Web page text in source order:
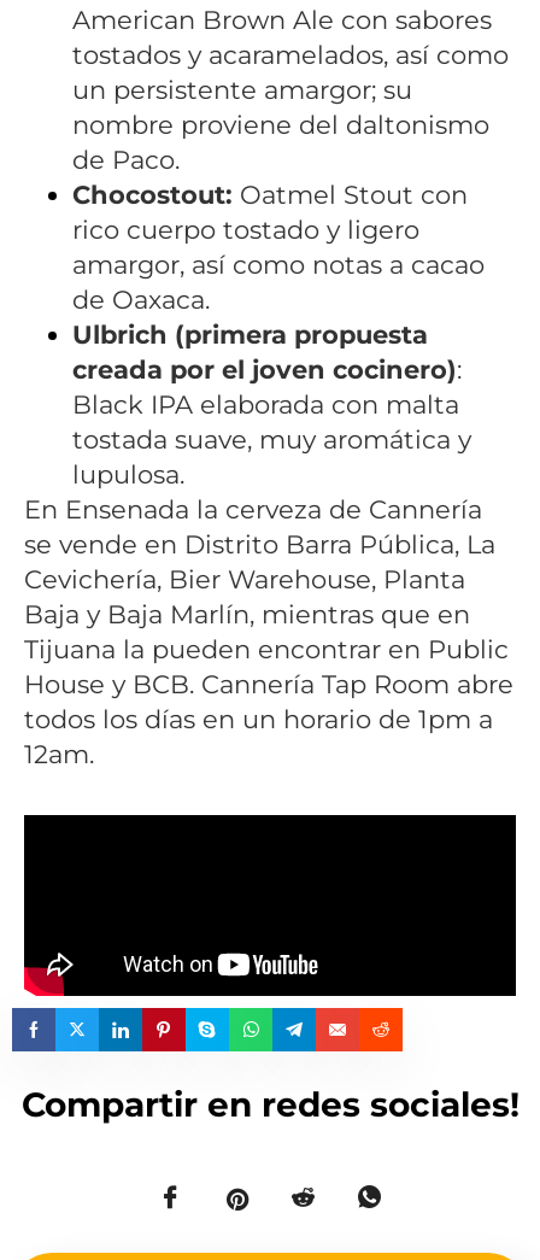
American Brown Ale con sabores
tostados y acaramelados, así como
un persistente amargor; su
nombre proviene del daltonismo
de Paco.
Chocostout: Oatmel Stout con
rico cuerpo tostado y ligero
amargor, así como notas a cacao
de Oaxaca.
Ulbrich (primera propuesta
creada por el joven cocinero):
Black IPA elaborada con malta
tostada suave, muy aromática y
lupulosa.
En Ensenada la cerveza de Cannería
se vende en Distrito Barra Pública, La
Cevichería, Bier Warehouse, Planta
Baja y Baja Marlín, mientras que en
Tijuana la pueden encontrar en Public
House y BCB. Cannería Tap Room abre
todos los días en un horario de 1pm a
12am.
Compartir en redes sociales!